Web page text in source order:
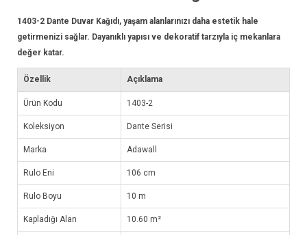
1403-2 Dante Duvar Kağıdı, yaşam alanlarınızı daha estetik hale
getirmenizi sağlar. Dayanıklı yapısı ve dekoratif tarzıyla iç mekanlara
değer katar.
Özellik Açıklama
Ürün Kodu 1403-2
Koleksiyon Dante Serisi
Marka Adawall
Rulo Eni 106 cm
Rulo Boyu 10 m
Kapladığı Alan 10.60 m²